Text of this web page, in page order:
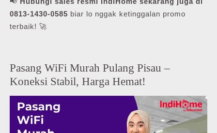
0813-1430-0585 biar lo nggak ketinggalan promo
terbaik! 🚀
Pasang WiFi Murah Pulang Pisau –
Koneksi Stabil, Harga Hemat!